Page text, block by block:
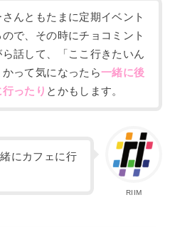
んともたまに定期イベント
ので、その時にチョコミント
話して、「ここ行きたいん
かって気になったら一緒に後
行ったり とかもします。
RIIM
にカフェに行